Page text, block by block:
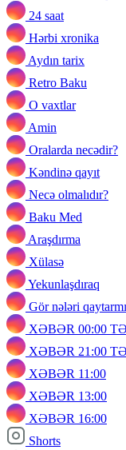
24 saat
Hərbi xronika
Aydın tarix
Retro Baku
O vaxtlar
Amin
Oralarda necədir?
Kəndinə qayıt
Necə olmalıdır?
Baku Med
Araşdırma
Xülasə
Yekunlaşdıraq
Gör nələri
XƏBƏR 00:00
XƏBƏR 21:00
XƏBƏR 11:00
XƏBƏR 13:00
XƏBƏR 16:00
Shorts